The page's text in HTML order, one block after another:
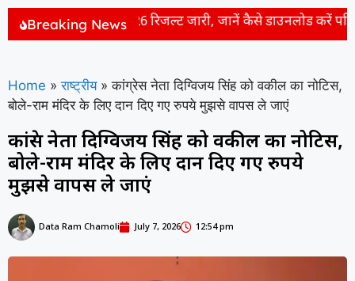
Breaking News
Jaana Nahi” 2026 रिजल्ट जारी, जानें कैसे डाउनलोड करें
Home » राष्ट्रीय » कांग्रेस नेता दिग्विजय सिंह को वकील का नोटिस,
बोले-राम मंदिर के लिए दान दिए गए रुपये मुझसे वापस ले जाएं
कांग्रेस नेता दिग्विजय सिंह को वकील का नोटिस,
बोले-राम मंदिर के लिए दान दिए गए रुपये
मुझसे वापस ले जाएं
Data Ram Chamoli July 7, 2026 12:54 pm